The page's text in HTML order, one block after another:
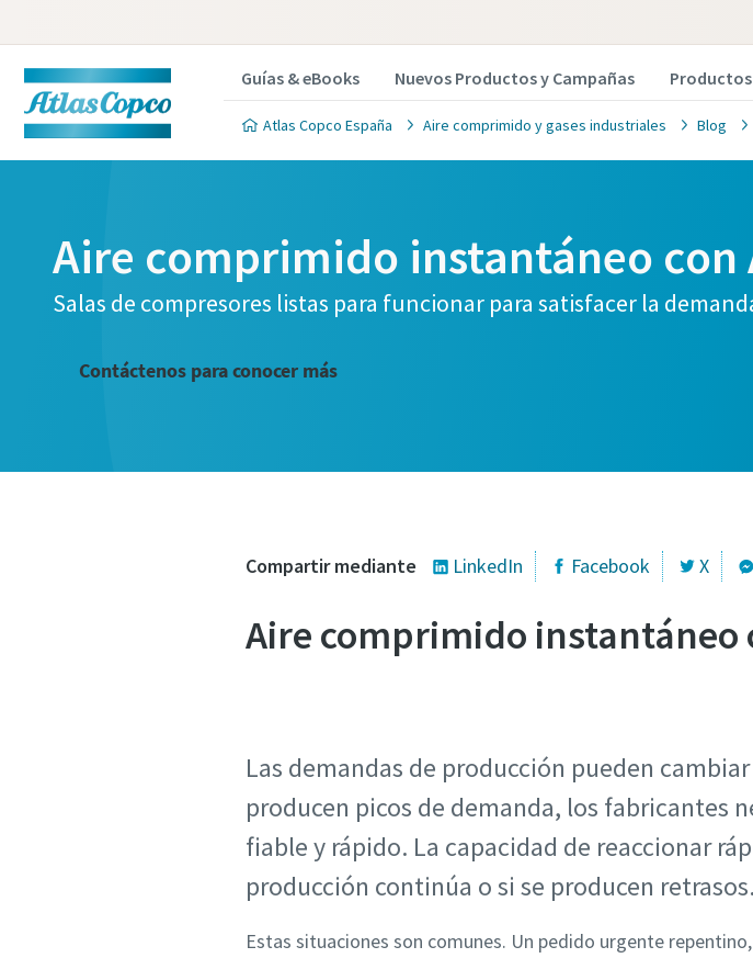
Guías & eBooks Nuevos Productos y Campañas Productos
Atlas Copco España Aire comprimido y gases industriales Blog
Aire comprimido instantáneo con
Salas de compresores listas para funcionar para satisfacer la
Contáctenos para conocer más
Compartir mediante LinkedIn Facebook X
Aire comprimido instantáneo
Las demandas de producción pueden
producen picos de demanda, los fabricantes
fiable y rápido. La capacidad de reaccionar
producción continúa o si se producen retrasos.
Estas situaciones son comunes. Un pedido urgente